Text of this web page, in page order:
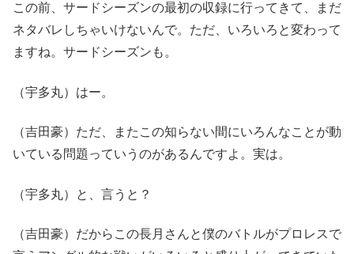
この前、サードシーズンの最初の収録に行ってきて、まだ
ネタバレしちゃいけないんで。ただ、いろいろと変わって
ますね。サードシーズンも。
（宇多丸）はー。
（吉田豪）ただ、またこの知らない間にいろんなことが動
いている問題っていうのがあるんですよ。実は。
（宇多丸）と、言うと？
（吉田豪）だからこの長月さんと僕のバトルがプロレスで